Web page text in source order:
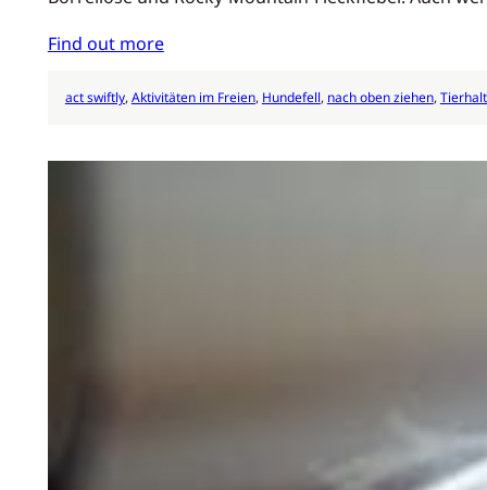
Find out more
act swiftly, Aktivitäten im Freien, Hundefell, nach oben ziehen,